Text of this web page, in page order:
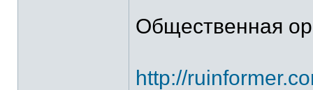
Общественная
http://